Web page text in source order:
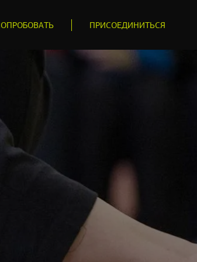
ПРИСОЕДИНИТЬСЯ